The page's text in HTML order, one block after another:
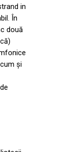
in
În
două
și